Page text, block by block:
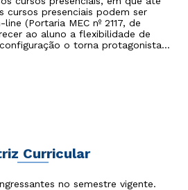
cursos presenciais podem ser
(Portaria MEC nº 2117, de
ao aluno a flexibilidade de
o torna protagonista
do seu conhecimento.
Curricular
no semestre vigente.
ou